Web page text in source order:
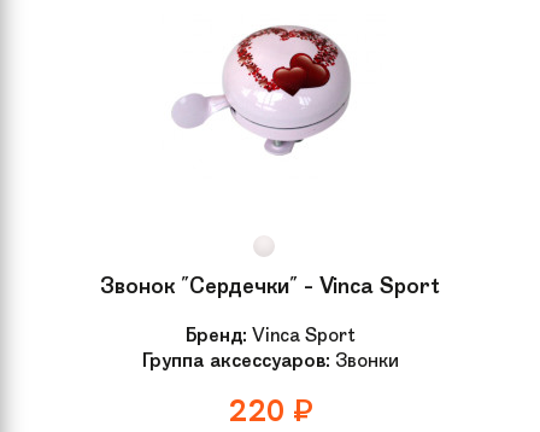
Звонок "Сердечки" - Vinca Sport
Бренд: Vinca Sport
Группа аксессуаров: Звонки
220 ₽